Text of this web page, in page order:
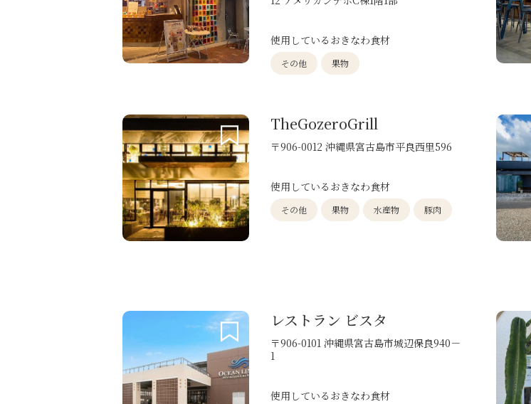
使用しているおきなわ食材
その他 果物
TheGozeroGrill
〒906-0012 沖縄県宮古島市平良西里596
使用しているおきなわ食材
その他 果物 水産物 豚肉
レストラン ビスタ
〒906-0101 沖縄県宮古島市城辺保良940－
1
使用しているおきなわ食材